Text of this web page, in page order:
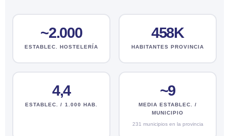
~2.000
ESTABLEC. HOSTELERÍA
458K
HABITANTES PROVINCIA
4,4
ESTABLEC. / 1.000 HAB.
~9
MEDIA ESTABLEC. /
MUNICIPIO
231 municipios en la provincia